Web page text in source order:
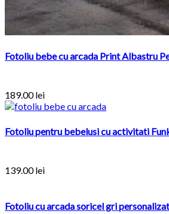
Fotoliu bebe cu arcada Print Albastru
189.00lei
Fotoliu pentru bebelusi cu activitati
139.00lei
Fotoliu cu arcada soricel gri